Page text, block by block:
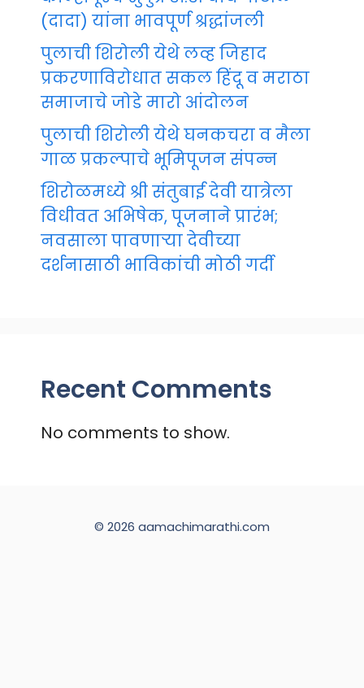
(दादा) यांना भावपूर्ण श्रद्धांजली
पुलाची शिरोली येथे लव्ह जिहाद
प्रकरणाविरोधात सकल हिंदू व मराठा
समाजाचे जोडे मारो आंदोलन
पुलाची शिरोली येथे घनकचरा व मैला
गाळ प्रकल्पाचे भूमिपूजन संपन्न
शिरोळमध्ये श्री संतुबाई देवी यात्रेला
विधीवत अभिषेक, पूजनाने प्रारंभ;
नवसाला पावणाऱ्या देवीच्या
दर्शनासाठी भाविकांची मोठी गर्दी
Recent Comments
No comments to show.
© 2026 aamachimarathi.com